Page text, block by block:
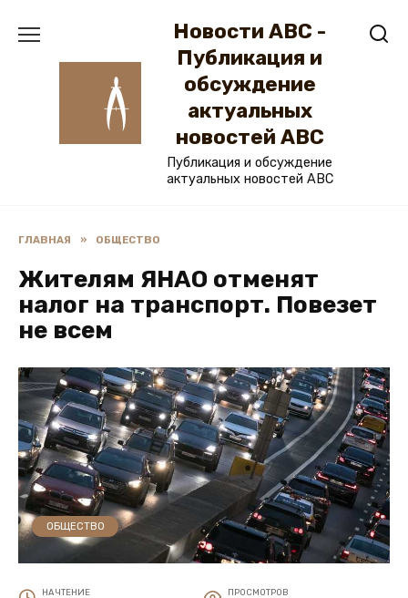
Новости ABC -
Публикация и
обсуждение
актуальных
новостей ABC
Публикация и обсуждение
актуальных новостей ABC
ГЛАВНАЯ » ОБЩЕСТВО
Жителям ЯНАО отменят
налог на транспорт. Повезет
не всем
ОБЩЕСТВО
НА ЧТЕНИЕ ПРОСМОТРОВ